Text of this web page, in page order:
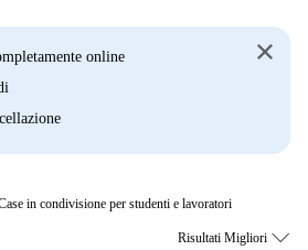
online
in condivisione per studenti e lavoratori